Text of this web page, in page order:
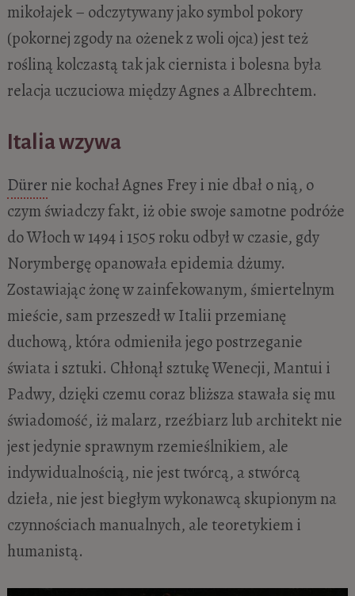
mikołajek – odczytywany jako symbol pokory
(pokornej zgody na ożenek z woli ojca) jest też
rośliną kolczastą tak jak ciernista i bolesna była
relacja uczuciowa między Agnes a Albrechtem.
Italia wzywa
Dürer nie kochał Agnes Frey i nie dbał o nią, o
czym świadczy fakt, iż obie swoje samotne podróże
do Włoch w 1494 i 1505 roku odbył w czasie, gdy
Norymbergę opanowała epidemia dżumy.
Zostawiając żonę w zainfekowanym, śmiertelnym
mieście, sam przeszedł w Italii przemianę
duchową, która odmieniła jego postrzeganie
świata i sztuki. Chłonął sztukę Wenecji, Mantui i
Padwy, dzięki czemu coraz bliższa stawała się mu
świadomość, iż malarz, rzeźbiarz lub architekt nie
jest jedynie sprawnym rzemieślnikiem, ale
indywidualnością, nie jest twórcą, a stwórcą
dzieła, nie jest biegłym wykonawcą skupionym na
czynnościach manualnych, ale teoretykiem i
humanistą.